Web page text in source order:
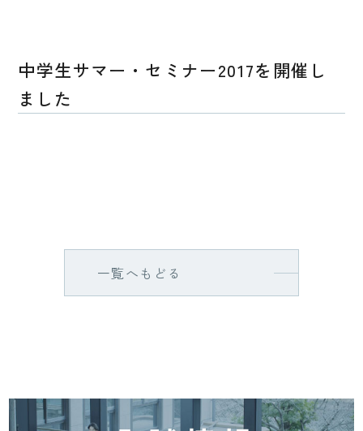
中学生サマー・セミナー2017を開催し
ました
一覧へもどる